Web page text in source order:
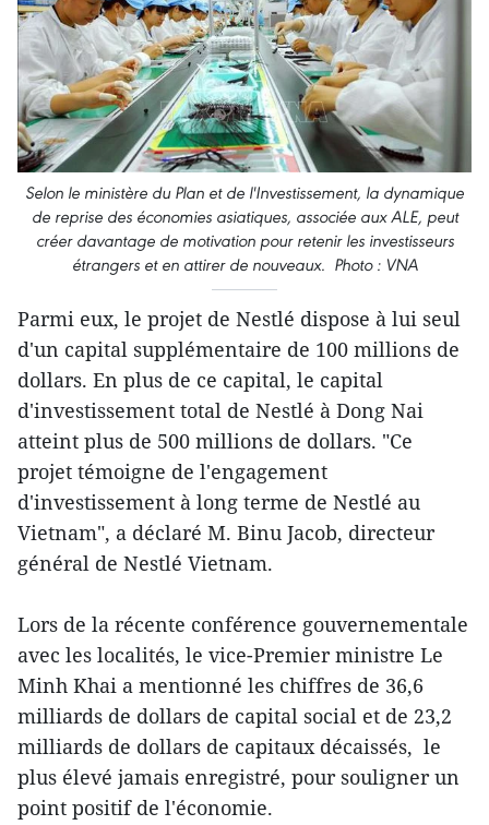
Selon le ministère du Plan et de l'Investissement, la dynamique
de reprise des économies asiatiques, associée aux ALE, peut
créer davantage de motivation pour retenir les investisseurs
étrangers et en attirer de nouveaux. Photo : VNA
Parmi eux, le projet de Nestlé dispose à lui seul
d'un capital supplémentaire de 100 millions de
dollars. En plus de ce capital, le capital
d'investissement total de Nestlé à Dong Nai
atteint plus de 500 millions de dollars. "Ce
projet témoigne de l'engagement
d'investissement à long terme de Nestlé au
Vietnam", a déclaré M. Binu Jacob, directeur
général de Nestlé Vietnam.
Lors de la récente conférence gouvernementale
avec les localités, le vice-Premier ministre Le
Minh Khai a mentionné les chiffres de 36,6
milliards de dollars de capital social et de 23,2
milliards de dollars de capitaux décaissés, le
plus élevé jamais enregistré, pour souligner un
point positif de l'économie.